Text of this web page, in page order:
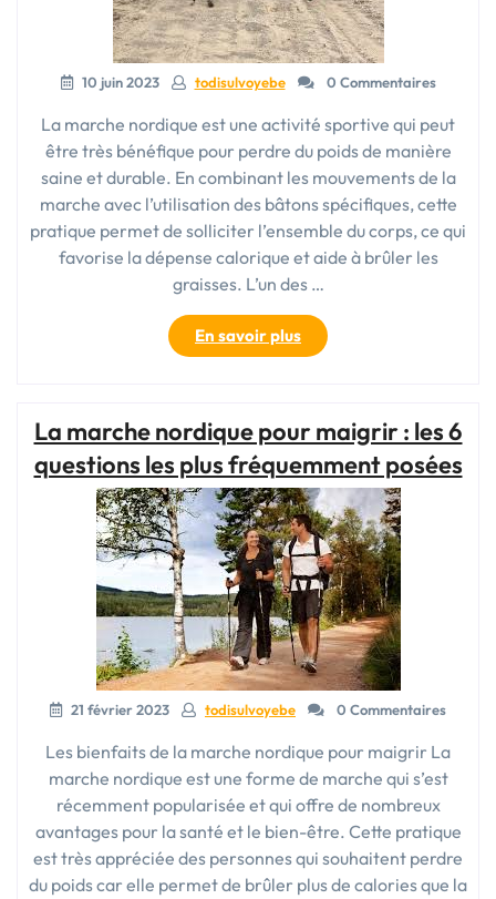
10 juin 2023 todisulvoyebe 0 Commentaires
La marche nordique est une activité sportive qui peut
être très bénéfique pour perdre du poids de manière
saine et durable. En combinant les mouvements de la
marche avec l’utilisation des bâtons spécifiques, cette
pratique permet de solliciter l’ensemble du corps, ce qui
favorise la dépense calorique et aide à brûler les
graisses. L’un des …
En savoir plus« La
marche
une
alliée
pour
maigrir
et
se
tonifier »
La marche nordique pour maigrir : les 6
questions les plus fréquemment posées
21 février 2023 todisulvoyebe 0 Commentaires
Les bienfaits de la marche nordique pour maigrir La
marche nordique est une forme de marche qui s’est
récemment popularisée et qui offre de nombreux
avantages pour la santé et le bien-être. Cette pratique
est très appréciée des personnes qui souhaitent perdre
du poids car elle permet de brûler plus de calories que la